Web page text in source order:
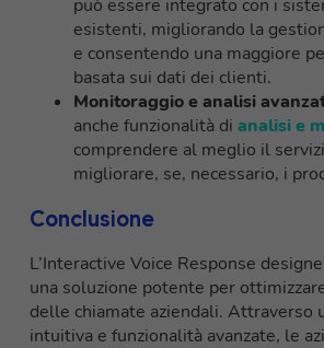
può essere integrato con i
esistenti, migliorando la
e consentendo una maggiore
basata sui dati dei clienti.
Monitoraggio e analisi
anche funzionalità di analisi e
comprendere al meglio il
migliorare, se, necessario, i
Conclusione
L’Interactive Voice Response
una soluzione potente per
delle chiamate aziendali. Attraverso
intuitiva e funzionalità avanzate, le